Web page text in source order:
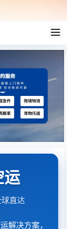
运
直达
解决方案，